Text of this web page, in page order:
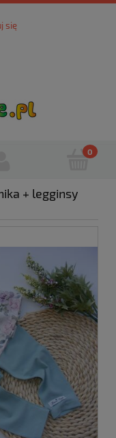
się
+ legginsy